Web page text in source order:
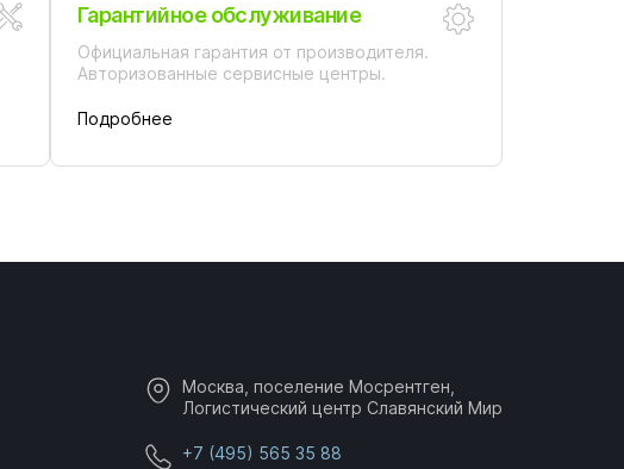
Гарантийное обслуживание
Официальная гарантия от производителя.
Авторизованные сервисные центры.
Подробнее
Москва, поселение Мосрентген,
Логистический центр Славянский Мир
+7 (495) 565 35 88